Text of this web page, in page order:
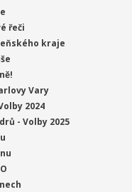
řeči
kraje
Vary
2024
- Volby 2025